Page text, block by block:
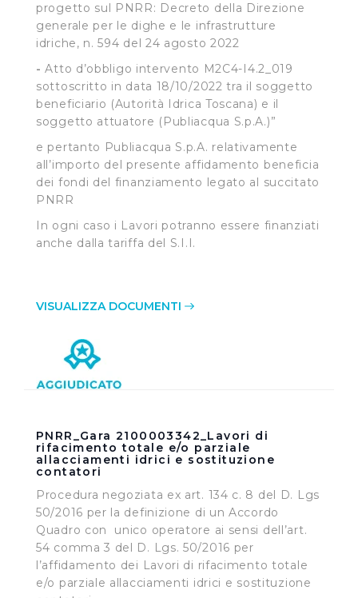
progetto sul PNRR: Decreto della Direzione
generale per le dighe e le infrastrutture
idriche, n. 594 del 24 agosto 2022
-Atto d’obbligo intervento M2C4-I4.2_019
sottoscritto in data 18/10/2022 tra il soggetto
beneficiario (Autorità Idrica Toscana) e il
soggetto attuatore (Publiacqua S.p.A.)”
e pertanto Publiacqua S.p.A. relativamente
all’importo del presente affidamento beneficia
dei fondi del finanziamento legato al succitato
PNRR
In ogni caso i Lavori potranno essere finanziati
anche dalla tariffa del S.I.I.
VISUALIZZA DOCUMENTI
PNRR_Gara 2100003342_Lavori di
rifacimento totale e/o parziale
allacciamenti idrici e sostituzione
contatori
Procedura negoziata ex art. 134 c. 8 del D. Lgs
50/2016 per la definizione di un Accordo
Quadro con unico operatore ai sensi dell’art.
54 comma 3 del D. Lgs. 50/2016 per
l’affidamento dei Lavori di rifacimento totale
e/o parziale allacciamenti idrici e sostituzione